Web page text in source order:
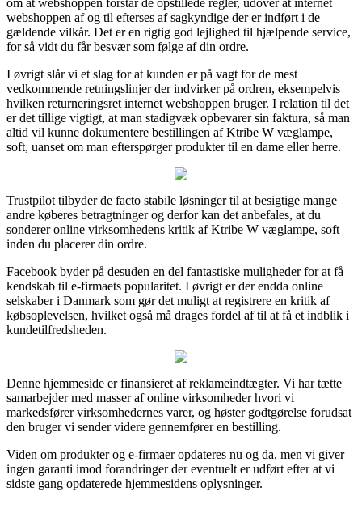
webshoppen af og til efterses af sagkyndige der er indført i de
gældende vilkår. Det er en rigtig god lejlighed til hjælpende service,
for så vidt du får besvær som følge af din ordre.
I øvrigt slår vi et slag for at kunden er på vagt for de mest
vedkommende retningslinjer der indvirker på ordren, eksempelvis
hvilken returneringsret internet webshoppen bruger. I relation til det
er det tillige vigtigt, at man stadigvæk opbevarer sin faktura, så man
altid vil kunne dokumentere bestillingen af Ktribe W væglampe,
soft, uanset om man efterspørger produkter til en dame eller herre.
Trustpilot tilbyder de facto stabile løsninger til at besigtige mange
andre køberes betragtninger og derfor kan det anbefales, at du
sonderer online virksomhedens kritik af Ktribe W væglampe, soft
inden du placerer din ordre.
Facebook byder på desuden en del fantastiske muligheder for at få
kendskab til e-firmaets popularitet. I øvrigt er der endda online
selskaber i Danmark som gør det muligt at registrere en kritik af
købsoplevelsen, hvilket også må drages fordel af til at få et indblik i
kundetilfredsheden.
Denne hjemmeside er finansieret af reklameindtægter. Vi har tætte
samarbejder med masser af online virksomheder hvori vi
markedsfører virksomhedernes varer, og høster godtgørelse forudsat
den bruger vi sender videre gennemfører en bestilling.
Viden om produkter og e-firmaer opdateres nu og da, men vi giver
ingen garanti imod forandringer der eventuelt er udført efter at vi
sidste gang opdaterede hjemmesidens oplysninger.